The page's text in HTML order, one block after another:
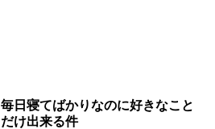
毎日寝てばかりなのに好きなこと
だけ出来る件